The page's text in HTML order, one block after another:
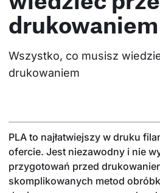
drukowaniem
Wszystko, co musisz
drukowaniem
PLA to najłatwiejszy w druku
ofercie. Jest niezawodny i nie
przygotowań przed
skomplikowanych metod